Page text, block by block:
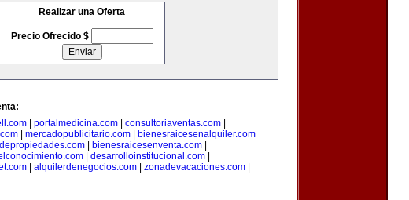
Realizar una Oferta
Precio Ofrecido $
portalmedicina.com consultoriaventas.com
| mercadopublicitario.com|
bienesraicesenalquiler.com
bienesraicesenventa.com
| desarrolloinstitucional.com|
| alquilerdenegocios.com| zonadevacaciones.com|